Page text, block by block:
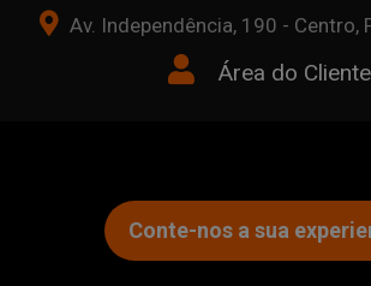
Av. Independência, 190 - Centro,
Área do Cliente
Conte-nos a sua